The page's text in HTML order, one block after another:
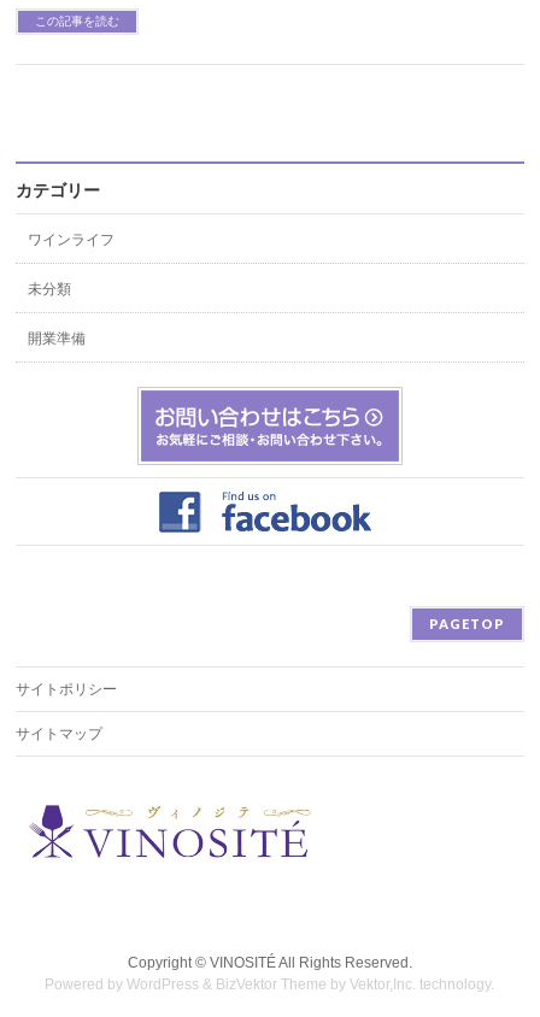
この記事を読む
カテゴリー
ワインライフ
未分類
開業準備
PAGETOP
サイトポリシー
サイトマップ
Copyright © VINOSITÉAll Rights Reserved.
Powered byWordPress & BizVektor Theme byVektor,Inc. technology.